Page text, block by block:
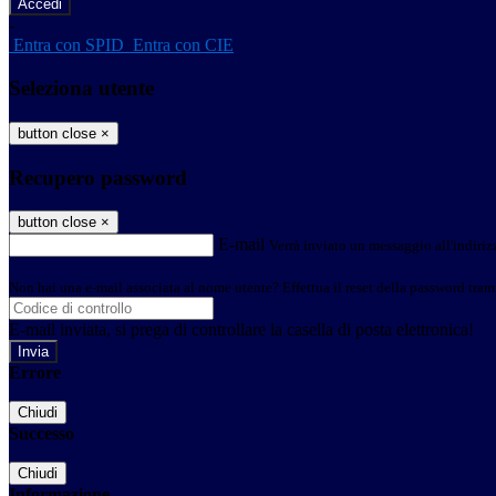
-
Entra con SPID Entra con CIE
Seleziona utente
button close ×
Recupero password
button close ×
E-mail Verrà inviato un messaggio
Non hai una e-mail associata al nome utente? Effettua il reset della password
E-mail inviata, si prega di controllare la casella di posta elettronica!
Errore
Chiudi
Successo
Chiudi